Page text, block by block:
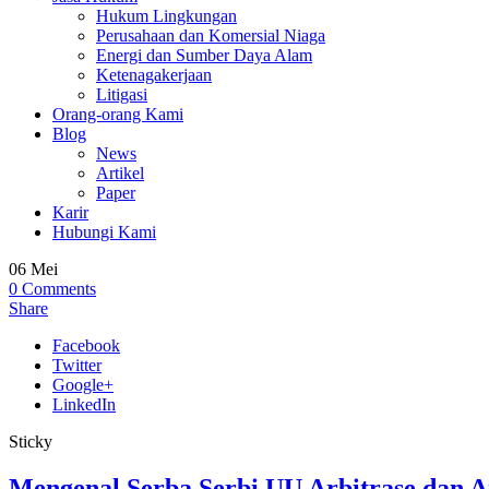
Hukum Lingkungan
Perusahaan dan Komersial Niaga
Energi dan Sumber Daya Alam
Ketenagakerjaan
Litigasi
Orang-orang Kami
Blog
News
Artikel
Paper
Karir
Hubungi Kami
06 Mei
0 Comments
Share
Facebook
Twitter
Google+
LinkedIn
Sticky